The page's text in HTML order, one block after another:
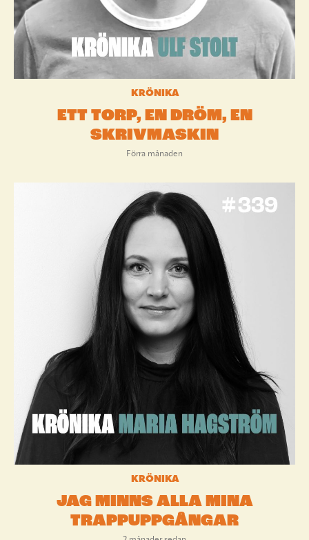
KRÖNIKA
ETT TORP, EN DRÖM, EN
SKRIVMASKIN
Förra månaden
KRÖNIKA
JAG MINNS ALLA MINA
TRAPPUPPGÅNGAR